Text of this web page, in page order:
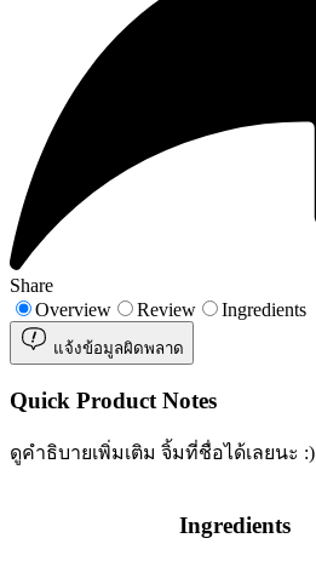
Share
Overview
Review Ingredients
แจ้งข้อมูลผิดพลาด
Quick Product Notes
ดูคำธิบายเพิ่มเติม จิ้มที่ชื่อได้เลยนะ :)
Ingredients